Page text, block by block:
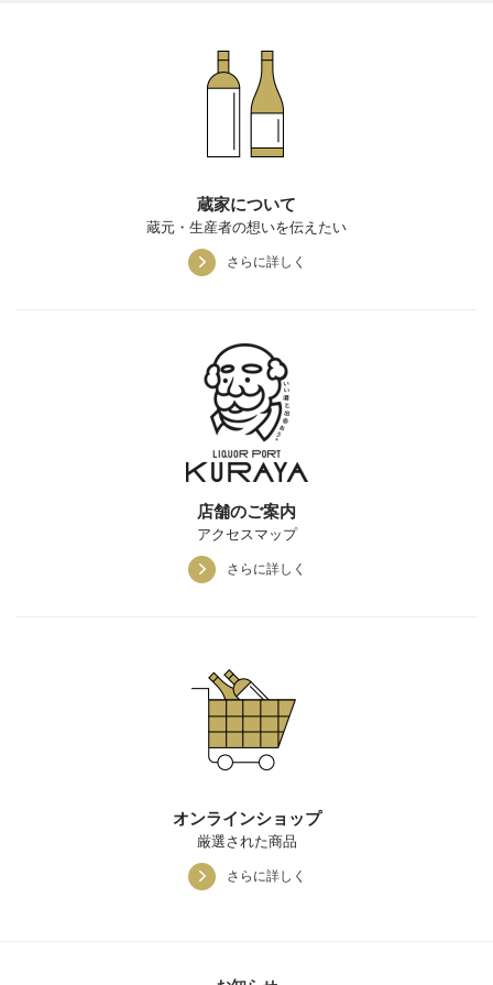
蔵家について
蔵元・生産者の想いを伝えたい
さらに詳しく
店舗のご案内
アクセスマップ
さらに詳しく
オンラインショップ
厳選された商品
さらに詳しく